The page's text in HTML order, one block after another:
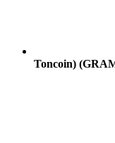
Toncoin)